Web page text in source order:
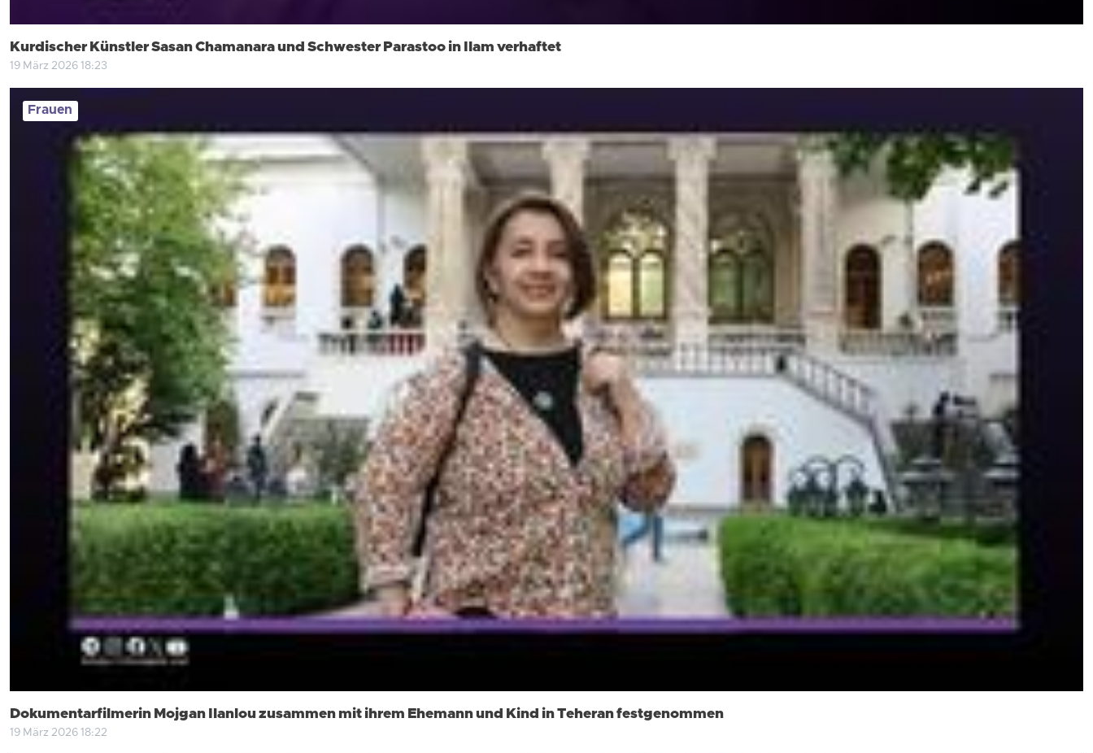
Kurdischer Künstler Sasan Chamanara und Schwester Parastoo in Ilam verhaftet
19 März 2026 18:23
Dokumentarfilmerin Mojgan Ilanlou zusammen mit ihrem Ehemann und Kind in Teheran festgenommen
19 März 2026 18:22
Frauen